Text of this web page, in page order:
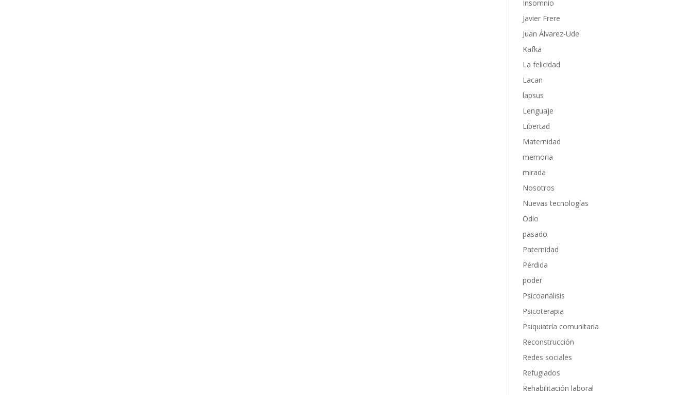
Insomnio
Javier Frere
Juan Álvarez-Ude
Kafka
La felicidad
Lacan
lapsus
Lenguaje
Libertad
Maternidad
memoria
mirada
Nosotros
Nuevas tecnologías
Odio
pasado
Paternidad
Pérdida
poder
Psicoanálisis
Psicoterapia
Psiquiatría comunitaria
Reconstrucción
Redes sociales
Refugiados
Rehabilitación laboral